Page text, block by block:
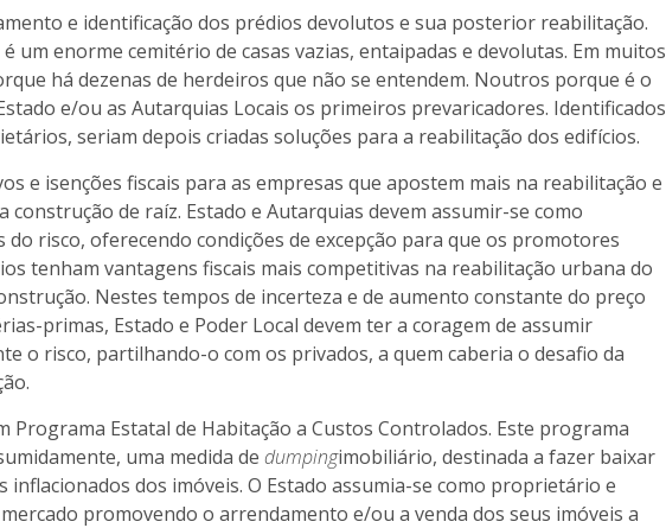
e identificação dos prédios devolutos e sua posterior reabilitação.
um enorme cemitério de casas vazias, entaipadas e devolutas. Em muitos
há dezenas de herdeiros que não se entendem. Noutros porque é o
e/ou as Autarquias Locais os primeiros prevaricadores. Identificados
seriam depois criadas soluções para a reabilitação dos edifícios.
e isenções fiscais para as empresas que apostem mais na reabilitação e
construção de raíz. Estado e Autarquias devem assumir-se como
do risco, oferecendo condições de excepção para que os promotores
tenham vantagens fiscais mais competitivas na reabilitação urbana do
Nestes tempos de incerteza e de aumento constante do preço
primas, Estado e Poder Local devem ter a coragem de assumir
o risco, partilhando-o com os privados, a quem caberia o desafio da
Programa Estatal de Habitação a Custos Controlados. Este programa
uma medida dedumpingimobiliário, destinada a fazer baixar
inflacionados dos imóveis. O Estado assumia-se como proprietário e
promovendo o arrendamento e/ou a venda dos seus imóveis a